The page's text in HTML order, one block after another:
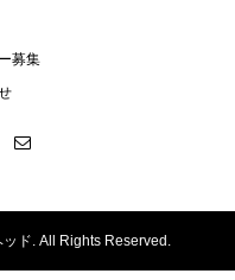
募集
ド. All Rights Reserved.